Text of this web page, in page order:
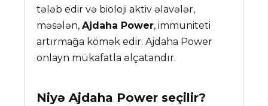
tələb edir və bioloji aktiv əlavələr,
məsələn,Ajdaha Power, immuniteti
artırmağa kömək edir. Ajdaha Power
onlayn mükafatla əlçatandır.
NiyəAjdaha Power seçilir?